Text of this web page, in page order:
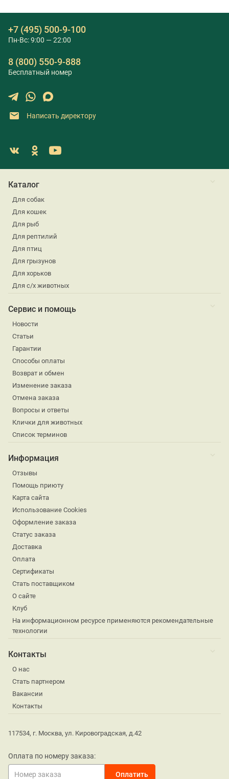
+7 (495) 500-9-100
Пн-Вс: 9:00 — 22:00
8 (800) 550-9-888
Бесплатный номер
Написать директору
Каталог
Для собак
Для кошек
Для рыб
Для рептилий
Для птиц
Для грызунов
Для хорьков
Для с/х животных
Сервис и помощь
Новости
Статьи
Гарантии
Способы оплаты
Возврат и обмен
Изменение заказа
Отмена заказа
Вопросы и ответы
Клички для животных
Список терминов
Информация
Отзывы
Помощь приюту
Карта сайта
Использование Cookies
Оформление заказа
Статус заказа
Доставка
Оплата
Сертификаты
Стать поставщиком
О сайте
Клуб
На информационном ресурсе применяются рекомендательные
технологии
Контакты
О нас
Стать партнером
Вакансии
Контакты
117534, г. Москва, ул. Кировоградская, д.42
Оплата по номеру заказа: